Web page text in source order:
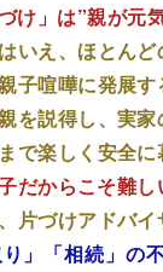
け」は”親が元
いえ、ほとん
子喧嘩に発展
を説得し、実
で楽しく安全
だからこそ難
片づけアドバ
り」「相続」の